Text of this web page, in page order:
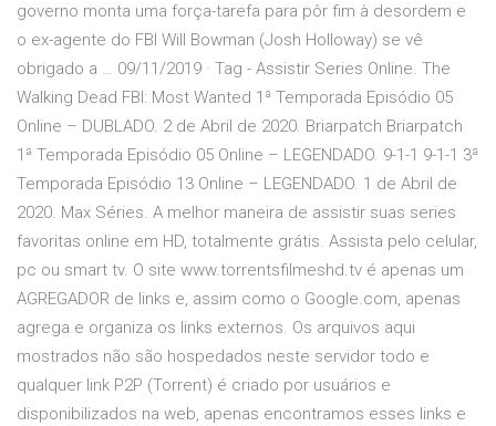
governo monta uma força-tarefa para pôr fim à desordem e
o ex-agente do FBI Will Bowman (Josh Holloway) se vê
obrigado a … 09/11/2019 · Tag - Assistir Series Online. The
Walking Dead FBI: Most Wanted 1ª Temporada Episódio 05
Online – DUBLADO. 2 de Abril de 2020. Briarpatch Briarpatch
1ª Temporada Episódio 05 Online – LEGENDADO. 9-1-1 9-1-1 3ª
Temporada Episódio 13 Online – LEGENDADO. 1 de Abril de
2020. Max Séries. A melhor maneira de assistir suas series
favoritas online em HD, totalmente grátis. Assista pelo celular,
pc ou smart tv. O site www.torrentsfilmeshd.tv é apenas um
AGREGADOR de links e, assim como o Google.com, apenas
agrega e organiza os links externos. Os arquivos aqui
mostrados não são hospedados neste servidor todo e
qualquer link P2P (Torrent) é criado por usuários e
disponibilizados na web, apenas encontramos esses links e